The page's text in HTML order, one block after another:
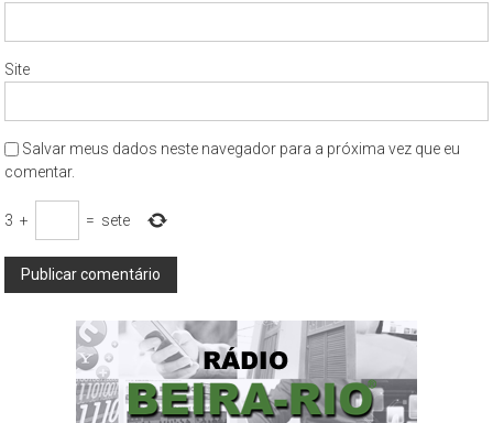
Site
Salvar meus dados neste navegador para a próxima vez que eu
comentar.
3 + = sete